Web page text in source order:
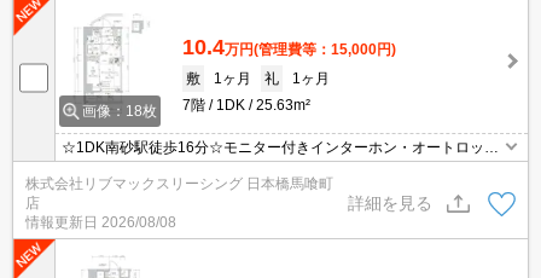
画像：18枚
10.4万円(管理費等：15,000円)
敷
1ヶ月 礼
1ヶ月
7階
1DK 25.63m²
☆1DK南砂駅徒歩16分☆モニター付きインターホン・オートロック
で設備充実☆
株式会社リブマックスリーシング 日本橋馬喰町
店
情報更新日 2026/08/08
詳細を見る